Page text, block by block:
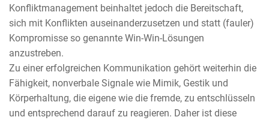
Konfliktmanagement beinhaltet jedoch die Bereitschaft,
sich mit Konflikten auseinanderzusetzen und statt (fauler)
Kompromisse so genannte Win-Win-Lösungen
anzustreben.
Zu einer erfolgreichen Kommunikation gehört weiterhin die
Fähigkeit, nonverbale Signale wie Mimik, Gestik und
Körperhaltung, die eigene wie die fremde, zu entschlüsseln
und entsprechend darauf zu reagieren. Daher ist diese